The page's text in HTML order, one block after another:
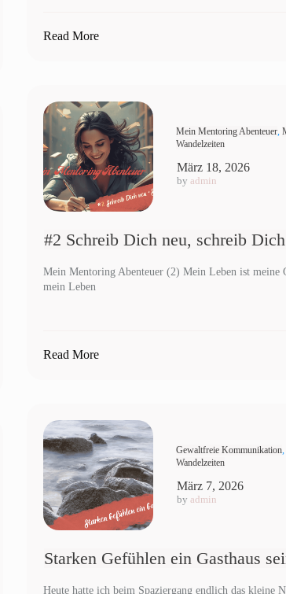
Read More
Mein Mentoring Abenteuer,
Wandelzeiten
März 18, 2026
by admin
#2 Schreib Dich neu, schreib
Mein Mentoring Abenteuer (2) Mein Leben ist meine
mein Leben
Read More
Gewaltfreie Kommunikation,
Wandelzeiten
März 7, 2026
by admin
Starken Gefühlen ein Gasthaus
Heute hatte ich beim Spaziergang endlich das kleine